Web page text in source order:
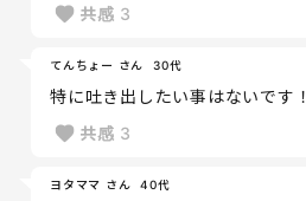
共感 3
てんちょー さん 30代
特に吐き出したい事はないです！
共感 3
ヨタママ さん 40代